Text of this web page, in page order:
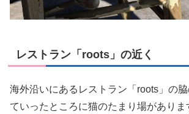
レストラン「roots」の近く
海外沿いにあるレストラン「roots」の
ていったところに猫のたまり場がありま